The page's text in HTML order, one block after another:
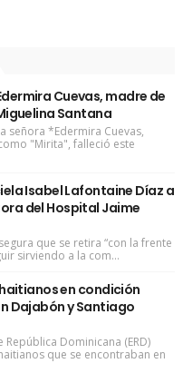
Cuevas, madre de
Santana
señora *Edermira Cuevas,
"Mirita", falleció este
Isabel Lafontaine Díaz a
del Hospital Jaime
que se retira “con la frente
sirviendo a la com...
en condición
Dajabón y Santiago
República Dominicana (ERD)
que se encontraban en